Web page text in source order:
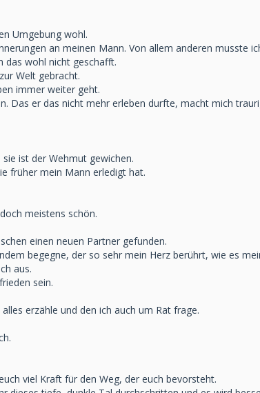
Umgebung wohl.
an meinen Mann. Von allem anderen musste
das wohl nicht geschafft.
Welt gebracht.
immer weiter geht.
Das er das nicht mehr erleben durfte, macht mich
ist der Wehmut gewichen.
früher mein Mann erledigt hat.
meistens schön.
einen neuen Partner gefunden.
begegne, der so sehr mein Herz berührt, wie es
aus.
sein.
erzähle und den ich auch um Rat frage.
viel Kraft für den Weg, der euch bevorsteht.